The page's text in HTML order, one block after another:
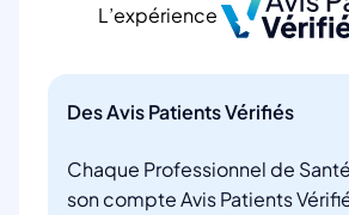
L’expérience
Des Avis Patients Vérifiés
Chaque Professionnel de
son compte Avis Patients